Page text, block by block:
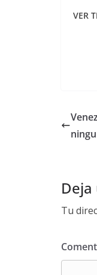
VER
Tu